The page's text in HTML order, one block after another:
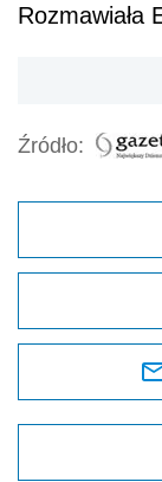
Rozmawiała
Źródło: